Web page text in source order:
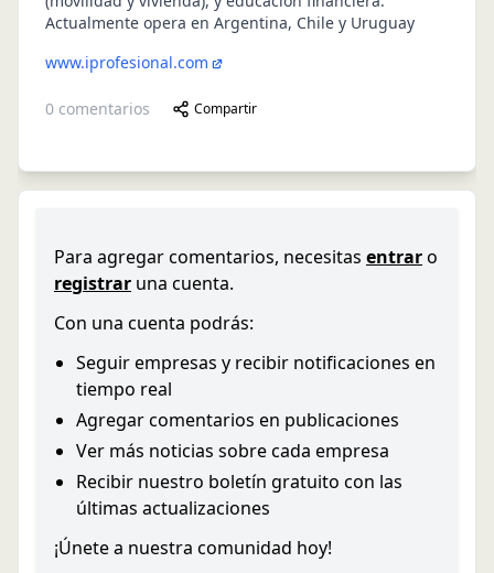
Actualmente opera en Argentina, Chile y Uruguay
www.iprofesional.com
0 comentarios Compartir
Para agregar comentarios, necesitas entraro
registrar una cuenta.
Con una cuenta podrás:
Seguir empresas y recibir notificaciones en
tiempo real
Agregar comentarios en publicaciones
Ver más noticias sobre cada empresa
Recibir nuestro boletín gratuito con las
últimas actualizaciones
¡Únete a nuestra comunidad hoy!